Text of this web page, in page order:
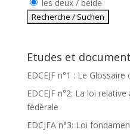
les deux / beide
Etudes et
EDCEJF n°1 : Le
EDCEJF n°2: La loi
fédérale
EDCJFA n°3: Loi